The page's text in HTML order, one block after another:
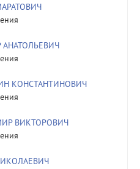
КОНСТАНТИНОВИЧ
ВИКТОРОВИЧ